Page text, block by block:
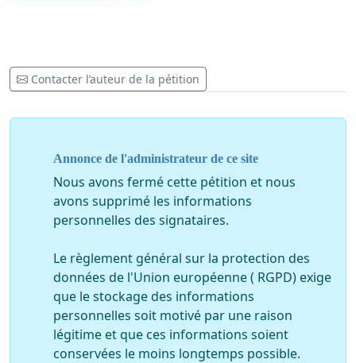
Merci de signer cette pétition sur le
site :http://www.petitions24.net/cae
Si vous n'êtes pas concernés par cette mesure,
n'oubliez pas que dans votre entourage, certains le
sont peut être. N'hésitez donc pas à envoyer ce
Pour plus d’impact, imprimez ce message et envoyez-
le au Ministère du travail :
Ministère du Travail, de la solidarité et de la Fonction
Contacter l’auteur de la pétition
Annonce de l'administrateur de ce site
Nous avons fermé cette pétition et nous
avons supprimé les informations
personnelles des signataires.
Le règlement général sur la protection des
données de l'Union européenne ( RGPD) exige
que le stockage des informations
personnelles soit motivé par une raison
légitime et que ces informations soient
conservées le moins longtemps possible.